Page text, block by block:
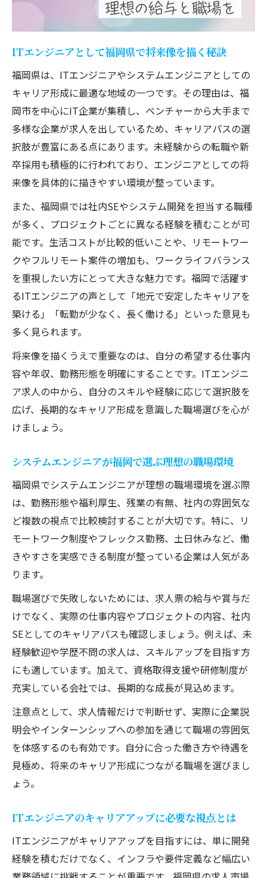
未経験からITエンジニア転職へ挑戦する方
法
ITエンジニア転職時に注目すべき企業の特
徴
求人選びで失敗しないITエンジニアの視点
システムエンジニアとして給与と満足度を高め
るには
ITエンジニアが給与アップを目指すための
秘策
福岡県で満足度の高い職場を選ぶポイント
システムエンジニアの年収相場と交渉術の
基本
キャリアパスを広げるITエンジニアの工夫
とは
福岡で価値を高めるスキル選択の基準
未経験から福岡のITエンジニア職へ挑戦するに
は
未経験からITエンジニアへ転職成功の道筋
福岡県で未経験から始めるシステムエンジ
ニア
ITエンジニアとして必要なスキル習得法
ト
ITエンジニアが知っておきたい福岡県の市場動
向
ITエンジニア必見の福岡県内市場動向とは
システムエンジニア目線で見る福岡の成長
福岡県のIT求人や企業動向の最新情報
ITエンジニアとして将来性ある業界の見極
め方
福岡で注目されるITエンジニアの働き方改
革
キャリアアップ志向のITエンジニアが福岡で選
ぶべき軸
ITエンジニアが福岡県で重視すべきキャリ
ア軸
システムエンジニアとして成長するための
転職時に押さえたいITエンジニアの判断基
準
福岡で理想のキャリアプランを描くヒント
ITエンジニアとして福岡県で将来像を描く秘訣
福岡県は、ITエンジニアやシステムエンジニアとしての
キャリア形成に最適な地域の一つです。その理由は、福
岡市を中心にIT企業が集積し、ベンチャーから大手まで
多様な企業が求人を出しているため、キャリアパスの選
択肢が豊富にある点にあります。未経験からの転職や新
卒採用も積極的に行われており、エンジニアとしての将
来像を具体的に描きやすい環境が整っています。
また、福岡県では社内SEやシステム開発を担当する職種
が多く、プロジェクトごとに異なる経験を積むことが可
能です。生活コストが比較的低いことや、リモートワー
クやフルリモート案件の増加も、ワークライフバランス
を重視したい方にとって大きな魅力です。福岡で活躍す
るITエンジニアの声として「地元で安定したキャリアを
築ける」「転勤が少なく、長く働ける」といった意見も
多く見られます。
将来像を描くうえで重要なのは、自分の希望する仕事内
容や年収、勤務形態を明確にすることです。ITエンジニ
ア求人の中から、自分のスキルや経験に応じて選択肢を
広げ、長期的なキャリア形成を意識した職場選びを心が
けましょう。
システムエンジニアが福岡で選ぶ理想の職場環境
福岡県でシステムエンジニアが理想の職場環境を選ぶ際
は、勤務形態や福利厚生、残業の有無、社内の雰囲気な
ど複数の視点で比較検討することが大切です。特に、リ
モートワーク制度やフレックス勤務、土日休みなど、働
きやすさを実感できる制度が整っている企業は人気があ
ります。
職場選びで失敗しないためには、求人票の給与や賞与だ
けでなく、実際の仕事内容やプロジェクトの内容、社内
SEとしてのキャリアパスも確認しましょう。例えば、未
経験歓迎や学歴不問の求人は、スキルアップを目指す方
にも適しています。加えて、資格取得支援や研修制度が
充実している会社では、長期的な成長が見込めます。
注意点として、求人情報だけで判断せず、実際に企業説
明会やインターンシップへの参加を通じて職場の雰囲気
を体感するのも有効です。自分に合った働き方や待遇を
見極め、将来のキャリア形成につながる職場を選びまし
ょう。
ITエンジニアのキャリアアップに必要な視点とは
ITエンジニアがキャリアアップを目指すには、単に開発
経験を積むだけでなく、インフラや要件定義など幅広い